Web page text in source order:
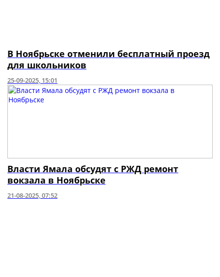
В Ноябрьске отменили бесплатный проезд
для школьников
25-09-2025, 15:01
Власти Ямала обсудят с РЖД ремонт
вокзала в Ноябрьске
21-08-2025, 07:52